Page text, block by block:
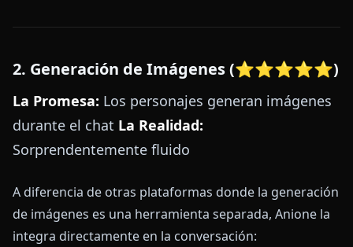
2. Generación de Imágenes (⭐⭐⭐⭐⭐)
La Promesa: Los personajes generan imágenes
durante el chat La Realidad:
Sorprendentemente fluido
A diferencia de otras plataformas donde la generación
de imágenes es una herramienta separada, Anione la
integra directamente en la conversación: